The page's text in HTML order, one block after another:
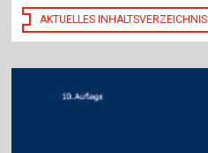
AKTUELLES INHALTSVERZEICHNIS